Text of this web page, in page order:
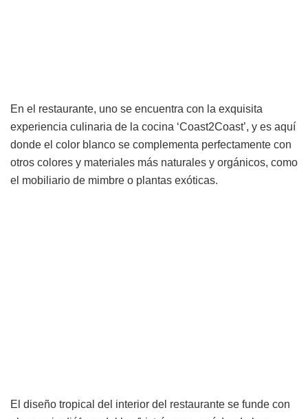
En el restaurante, uno se encuentra con la exquisita
experiencia culinaria de la cocina ‘Coast2Coast’, y es aquí
donde el color blanco se complementa perfectamente con
otros colores y materiales más naturales y orgánicos, como
el mobiliario de mimbre o plantas exóticas.
El diseño tropical del interior del restaurante se funde con